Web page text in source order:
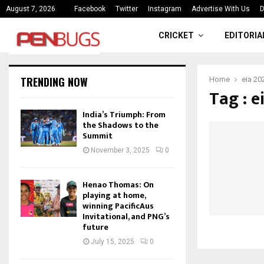
August 7, 2026 Facebook Twitter Instagram Advertise With Us
India’s Triumph: From the
CRICKET
Home eia
Tag :
TRENDING NOW
India’s Triumph: From
the Shadows to the
Summit
November 3, 2025 0
Henao Thomas: On
playing at home,
winning PacificAus
Invitational, and PNG’s
future
July 15, 2025 0